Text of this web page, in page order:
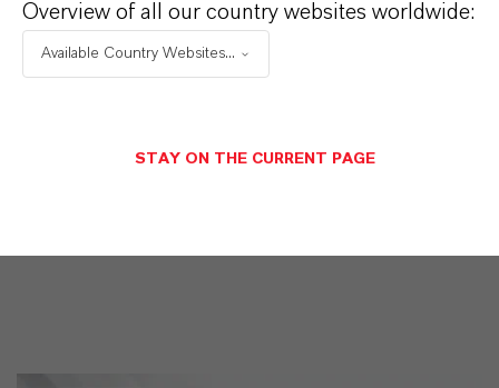
ist.Overview of all our country websites worldwide:
Available Country Websites...
STAY ON THE CURRENT PAGE